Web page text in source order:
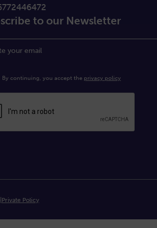
to our Newsletter
your email
By continuing, you accept the privacy policy
|Private Policy